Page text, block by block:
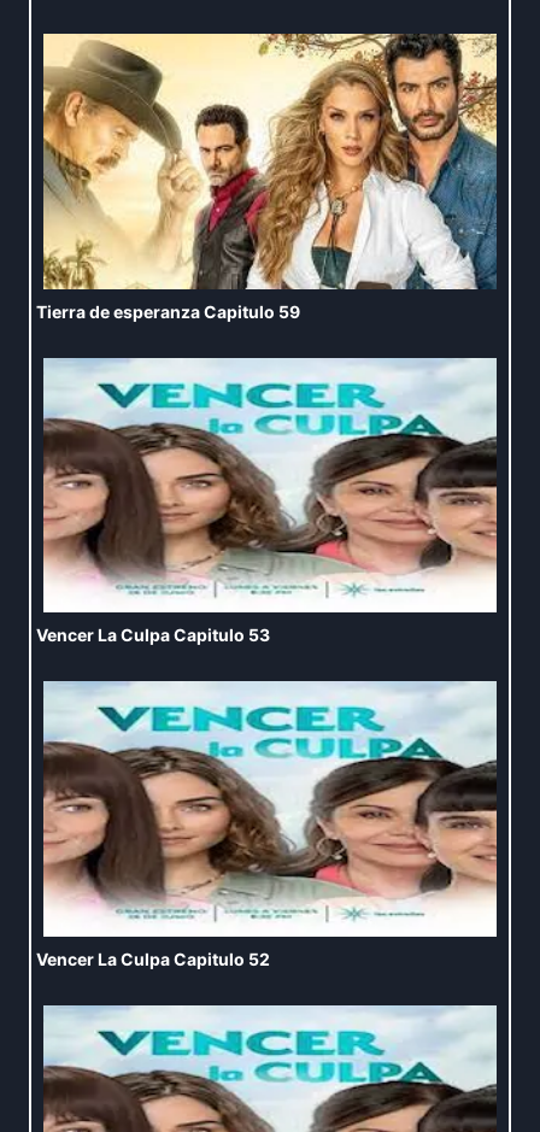
Tierra de esperanza Capitulo 59
Vencer La Culpa Capitulo 53
Vencer La Culpa Capitulo 52